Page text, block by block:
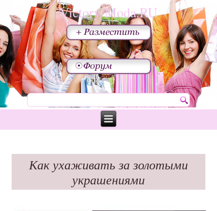
Victory-Moda.RU
Как ухаживать за золотыми
украшениями